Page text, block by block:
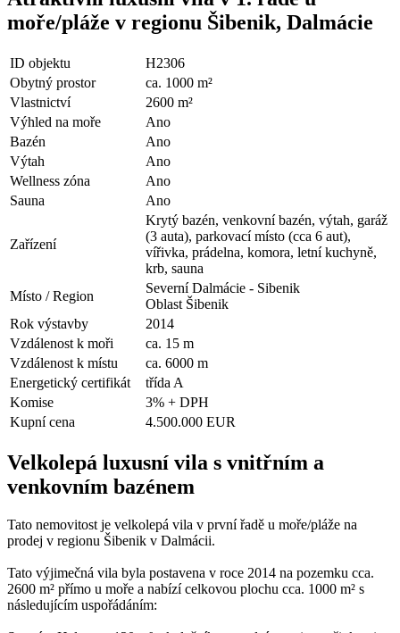
moře/pláže v regionu Šibenik, Dalmácie
ID objektu
H2306
Obytný prostor
ca. 1000 m²
Vlastnictví
2600 m²
Výhled na moře
Ano
Bazén
Ano
Výtah
Ano
Wellness zóna
Ano
Sauna
Ano
Zařízení
Krytý bazén, venkovní bazén, výtah, garáž
(3 auta), parkovací místo (cca 6 aut),
vířivka, prádelna, komora, letní kuchyně,
krb, sauna
Místo / Region
Severní Dalmácie - Sibenik
Oblast Šibenik
Rok výstavby
2014
Vzdálenost k moři
ca. 15 m
Vzdálenost k místu
ca. 6000 m
Energetický certifikát
třída A
Komise
3% + DPH
Kupní cena
4.500.000 EUR
Velkolepá luxusní vila s vnitřním a
venkovním bazénem
Tato nemovitost je velkolepá vila v první řadě u moře/pláže na
prodej v regionu Šibenik v Dalmácii.
Tato výjimečná vila byla postavena v roce 2014 na pozemku cca.
2600 m² přímo u moře a nabízí celkovou plochu cca. 1000 m² s
následujícím uspořádáním: